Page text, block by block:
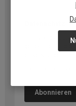
Die mit einem
Abonnieren